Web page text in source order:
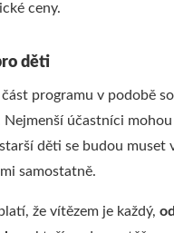
ceny.
děti
programu v podobě
Nejmenší účastníci
děti se budou muset
samostatně.
že vítězem je každý,